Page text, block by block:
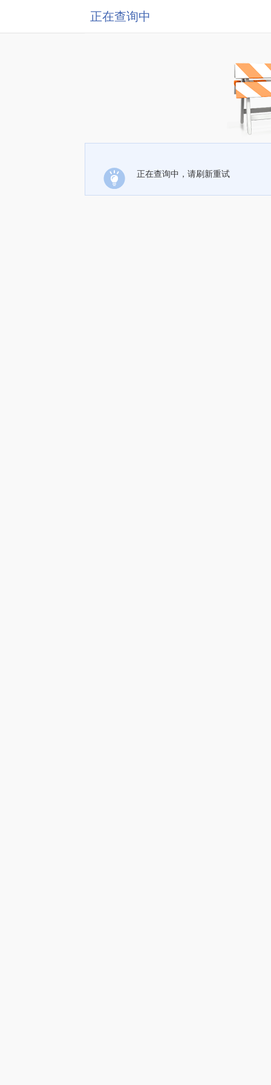
正在查询中
正在查询中，请刷新重试